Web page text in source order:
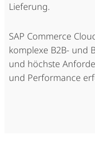
Lieferung.
SAP Commerce
komplexe B2B- und
und höchste
und Performance